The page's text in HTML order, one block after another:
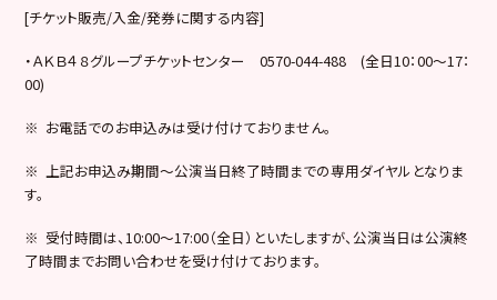
[チケット販売/入金/発券に関する内容]
・ＡＫＢ４８グループチケットセンター 0570-044-488 (全日10：00～17：
00)
※ お電話でのお申込みは受け付けておりません。
※ 上記お申込み期間～公演当日終了時間までの専用ダイヤルとなりま
す。
※ 受付時間は、10:00～17:00（全日）といたしますが、公演当日は公演終
了時間までお問い合わせを受け付けております。